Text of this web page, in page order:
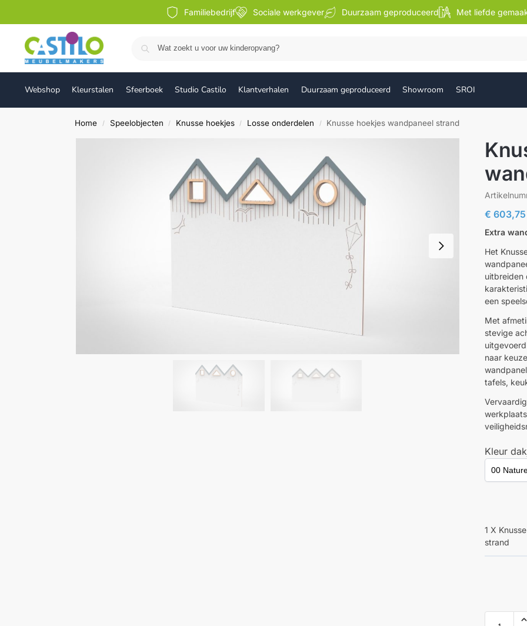
Familiebedrijf Sociale werkgever Duurzaam geproduceerd Met liefde
Webshop Kleurstalen Sfeerboek Studio Castilo Klantverhalen Duurzaam geproduceerd Showroom SROI
Home / Speelobjecten / Knusse hoekjes / Losse onderdelen / Knusse hoekjes wandpaneel strand
€ 603,75
Extra
Het
uitbreiden
een
Met
stevige
naar
tafels,
Kleur
1 X
strand